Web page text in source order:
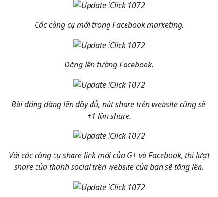
Các cộng cụ mới trong Facebook marketing.
Đăng lên tường Facebook.
Bài đăng đăng lên đầy đủ, nút share trên website cũng sẽ
+1 lần share.
Với các công cụ share link mới của G+ và Facebook, thì lượt
share của thanh social trên website của bạn sẽ tăng lên.